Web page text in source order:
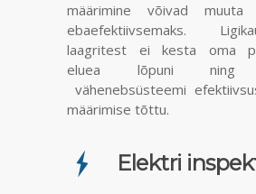
määrimine võivad
ebaefektiivsemaks.
laagritest ei kesta oma
eluea lõpuni ning
vähenebsüsteemi
määrimise tõttu.
Elektri